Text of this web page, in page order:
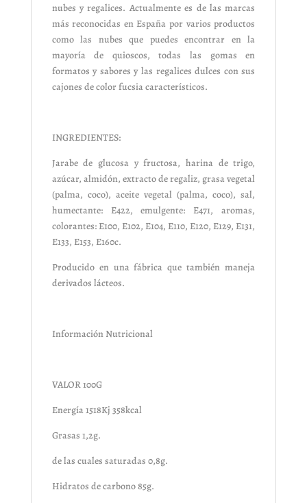
nubes y regalices. Actualmente es de las marcas
más reconocidas en España por varios productos
como las nubes que puedes encontrar en la
mayoría de quioscos, todas las gomas en
formatos y sabores y las regalices dulces con sus
cajones de color fucsia característicos.
INGREDIENTES:
Jarabe de glucosa y fructosa, harina de trigo,
azúcar, almidón, extracto de regaliz, grasa vegetal
(palma, coco), aceite vegetal (palma, coco), sal,
humectante: E422, emulgente: E471, aromas,
colorantes: E100, E102, E104, E110, E120, E129, E131,
E133, E153, E160c.
Producido en una fábrica que también maneja
derivados lácteos.
Información Nutricional
VALOR 100G
Energía 1518Kj 358kcal
Grasas 1,2g.
de las cuales saturadas 0,8g.
Hidratos de carbono 85g.